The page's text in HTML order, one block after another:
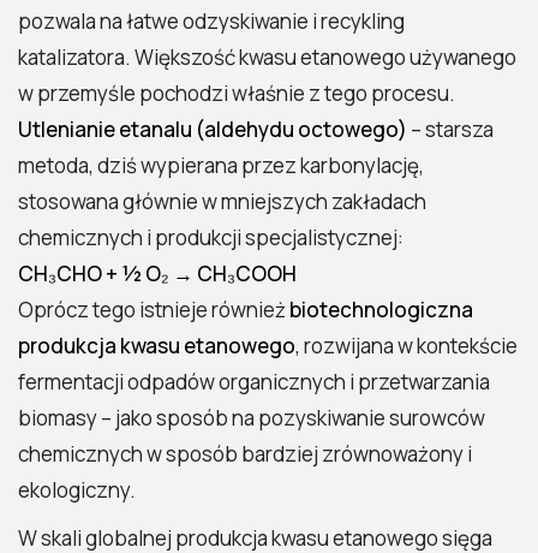
pozwala na łatwe odzyskiwanie i recykling
katalizatora. Większość kwasu etanowego używanego
w przemyśle pochodzi właśnie z tego procesu.
Utlenianie etanalu (aldehydu octowego) – starsza
metoda, dziś wypierana przez karbonylację,
stosowana głównie w mniejszych zakładach
chemicznych i produkcji specjalistycznej:
CH₃CHO + ½ O₂ → CH₃COOH
Oprócz tego istnieje również biotechnologiczna
produkcja kwasu etanowego, rozwijana w kontekście
fermentacji odpadów organicznych i przetwarzania
biomasy – jako sposób na pozyskiwanie surowców
chemicznych w sposób bardziej zrównoważony i
ekologiczny.
W skali globalnej produkcja kwasu etanowego sięga